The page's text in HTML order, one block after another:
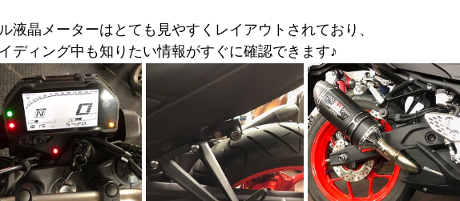
液晶メーターはとても見やすくレイアウトされており、
ディング中も知りたい情報がすぐに確認できます♪